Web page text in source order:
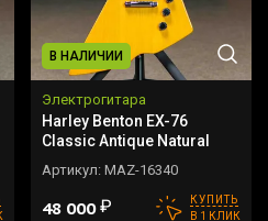
В НАЛИЧИИ
Электрогитара
Harley Benton EX-76
Classic Antique Natural
Артикул: MAZ-16340
48 000₽
КУПИТЬ
В 1 КЛИК